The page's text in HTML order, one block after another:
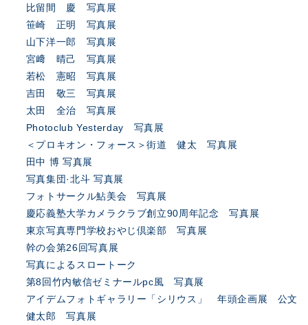
比留間 慶 写真展
笹崎 正明 写真展
山下洋一郎 写真展
宮﨑 晴己 写真展
若松 憲昭 写真展
吉田 敬三 写真展
太田 全治 写真展
Photoclub Yesterday 写真展
＜プロキオン・フォース＞街道 健太 写真展
田中 博 写真展
写真集団·北斗 写真展
フォトサークル鮎美会 写真展
慶応義塾大学カメラクラブ創立90周年記念 写真展
東京写真専門学校おやじ倶楽部 写真展
幹の会第26回写真展
写真によるスロートーク
第8回竹内敏信ゼミナールpc風 写真展
アイデムフォトギャラリー「シリウス」 年頭企画展 公文
健太郎 写真展